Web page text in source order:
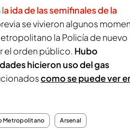
a ida de las semifinales de la
se vivieron algunos
la Policía de nuevo
el orden público. Hubo
hicieron uso del gas
como se puede ver
Metropolitano Arsenal